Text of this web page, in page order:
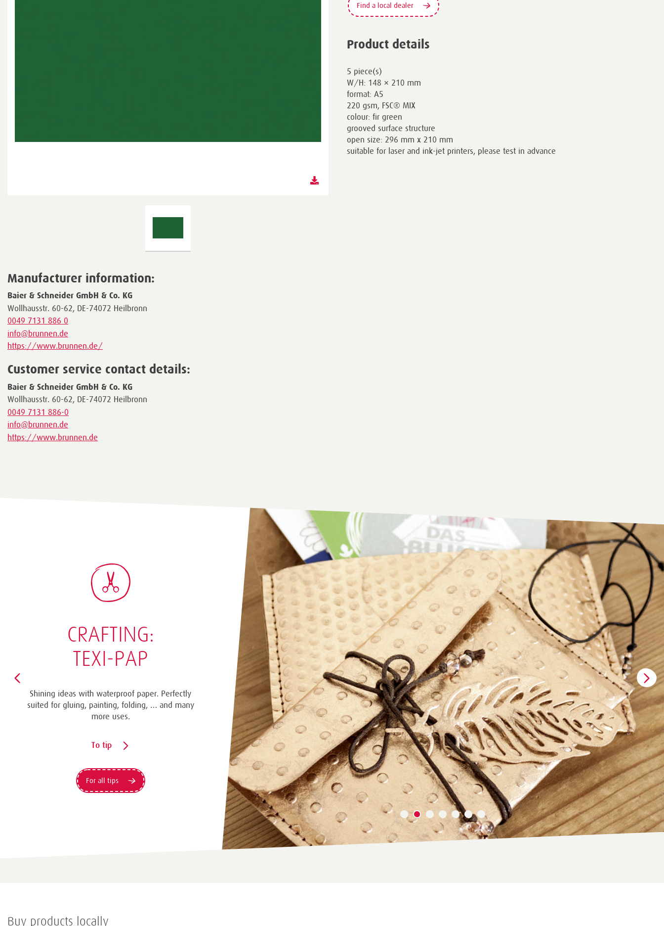
Find a local dealer
Product details
5 piece(s)
W/H: 148 × 210 mm
format: A5
220 gsm, FSC® MIX
colour: fir green
grooved surface structure
open size: 296 mm x 210 mm
suitable for laser and ink-jet printers, please test in advance
Manufacturer information:
Baier & Schneider GmbH & Co. KG
Wollhausstr. 60-62, DE-74072 Heilbronn
0049 7131 886 0
info@brunnen.de
https://www.brunnen.de/
Customer service contact details:
Baier & Schneider GmbH & Co. KG
Wollhausstr. 60-62, DE-74072 Heilbronn
0049 7131 886-0
info@brunnen.de
https://www.brunnen.de
CRAFTING:
TEXI-PAP
Shining ideas with waterproof paper. Perfectly
suited for gluing, painting, folding, … and many
more uses.
To tip
For all tips
Buy products locally